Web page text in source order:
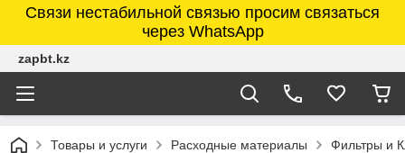
Связи нестабильной связью просим связаться
через WhatsApp
zapbt.kz
Товары и услуги Расходные материалы Фильтры и